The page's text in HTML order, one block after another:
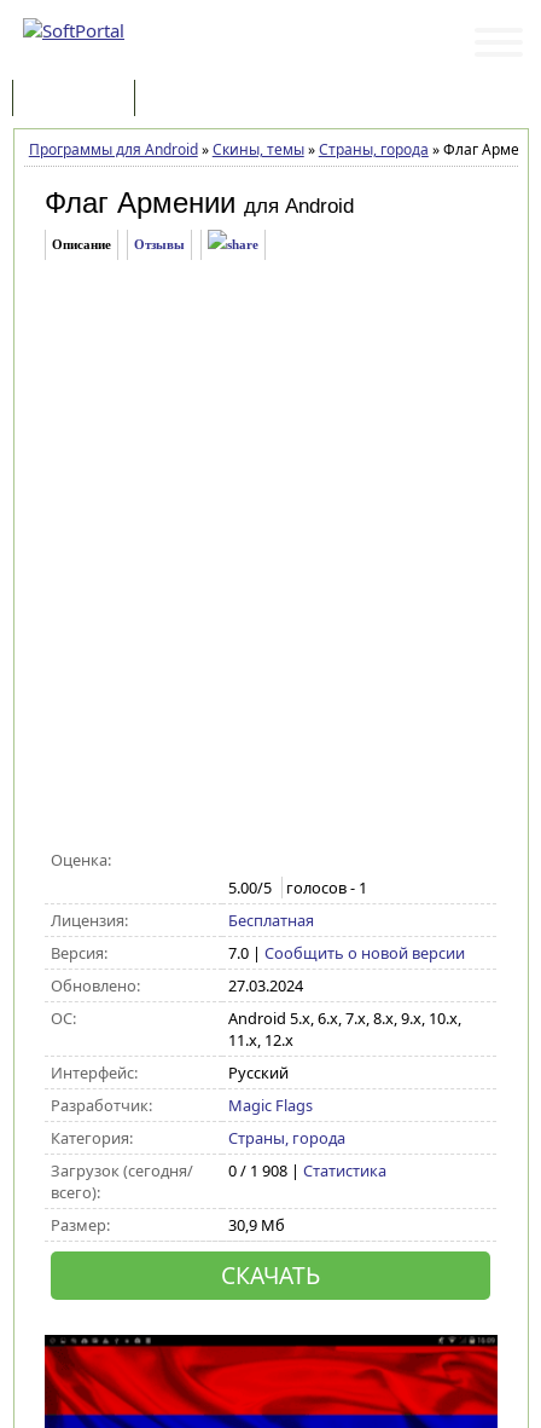
Программы для Android»Скины, темы»Страны, города »Флаг
Флаг Армении для Android
Описание Отзывы
Оценка:
5.00/5 голосов - 1
Лицензия:
Бесплатная
Версия:
7.0| Сообщить о новой версии
Обновлено:
27.03.2024
ОС:
Android 5.x, 6.x, 7.x, 8.x, 9.x, 10.x,
11.x, 12.x
Интерфейс:
Русский
Разработчик:
Magic Flags
Категория:
Страны, города
Загрузок (сегодня/
всего):
0 / 1 908 | Статистика
Размер: 30,9 Мб
СКАЧАТЬ